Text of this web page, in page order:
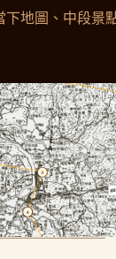
地圖、中段景